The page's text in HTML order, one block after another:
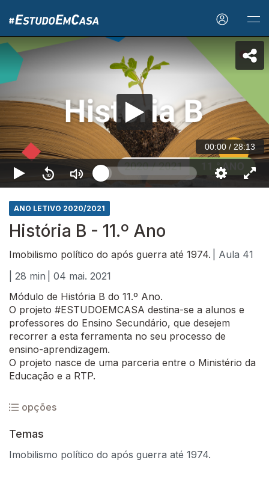
00:00 / 28:13
ANO LETIVO 2020/2021
História B - 11.º Ano
Imobilismo político do após guerra até 1974.
| Aula 41
| 28 min
| 04 mai. 2021
Módulo de História B do 11.º Ano.
O projeto #ESTUDOEMCASA destina-se a alunos e
professores do Ensino Secundário, que desejem
recorrer a esta ferramenta no seu processo de
ensino-aprendizagem.
O projeto nasce de uma parceria entre o Ministério da
Educação e a RTP.
opções
Temas
Imobilismo político do após guerra até 1974.